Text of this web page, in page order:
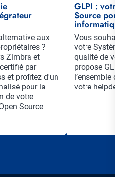
aux
?
Zimbra et
par
et profitez d'un
pour la
de votre
Source
GLPI :
Source
Résumé
Vous
votre
qualité de
propose
votre